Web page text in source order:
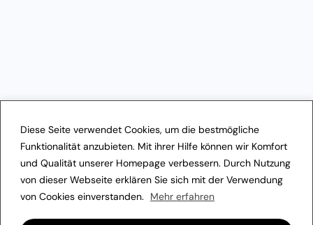
Diese Seite verwendet Cookies, um die bestmögliche
Funktionalität anzubieten. Mit ihrer Hilfe können wir Komfort
und Qualität unserer Homepage verbessern. Durch Nutzung
von dieser Webseite erklären Sie sich mit der Verwendung
von Cookies einverstanden.
Mehr erfahren